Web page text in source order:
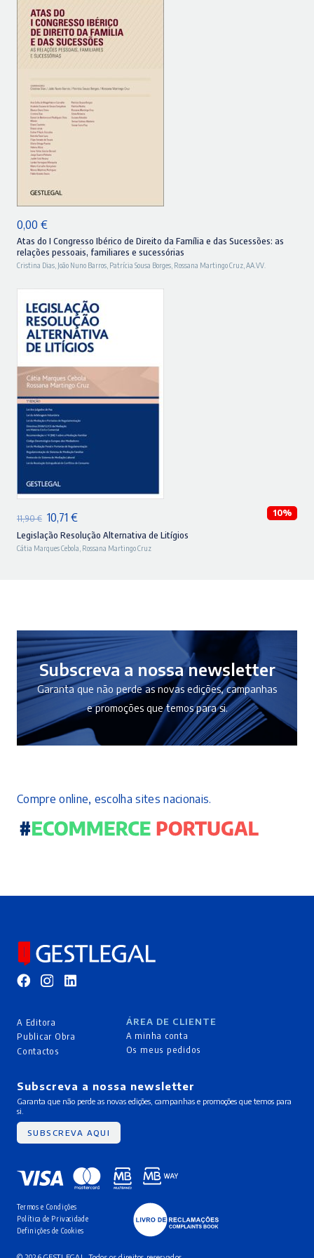
44,90 €.40,41 €.
0,00 €
Atas do I Congresso Ibérico de Direito da Família e das Sucessões: as
relações pessoais, familiares e sucessórias
Cristina Dias João Nuno Barros Patrícia Sousa Borges Rossana Martingo Cruz AA.VV.
11,90€ O
preço
original
10,71 €O
preço
atual
10%
Legislação Resolução Alternativa de Litígios
Cátia Marques Cebola Rossana Martingo Cruz
Subscreva a nossa newsletter
Garanta que não perde as novas edições, campanhas
e promoções que temos para si.
Compre online, escolha sites nacionais.
A Editora
Publicar Obra
Contactos
ÁREA DE CLIENTE
A minha conta
Os meus pedidos
Subscreva a nossa newsletter
Garanta que não perde as novas edições, campanhas e promoções que temos para
si.
SUBSCREVA AQUI
Termos e Condições
Política de Privacidade
Definições de Cookies